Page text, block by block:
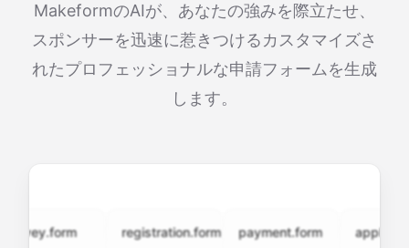
MakeformのAIが、あなたの強みを際立たせ、
スポンサーを迅速に惹きつけるカスタマイズさ
れたプロフェッショナルな申請フォームを生成
します。
registration.form payment.form